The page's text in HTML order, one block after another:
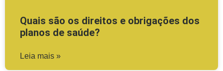
Quais são os direitos e obrigações dos
planos de saúde?
Leia mais »